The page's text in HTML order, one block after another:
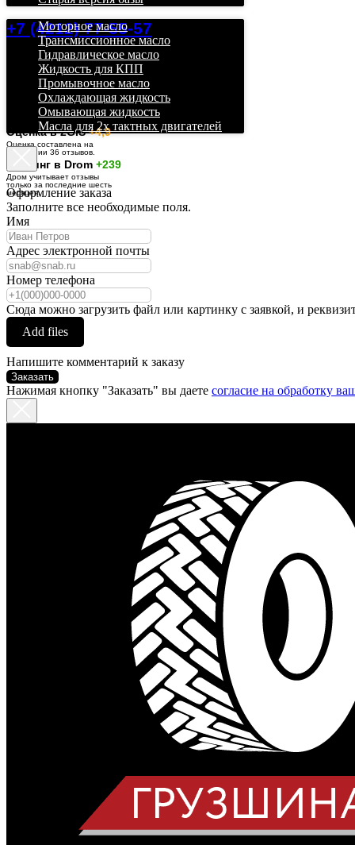
+7 (4212) 77-55-57
Оценка в 2GIS+4,9
Оценка составлена на
основании 36 отзывов.
Рейтинг в Drom +239
Дром учитывает отзывы
только за последние шесть
месяцев.
Моторное масло
Трансмиссионное масло
Гидравлическое масло
Жидкость для КПП
Промывочное масло
Охлаждающая жидкость
Омывающая жидкость
Масла для 2х тактных двигателей
Оформление заказа
Заполните все необходимые поля.
Имя
Адрес электронной почты
Номер телефона
Сюда можно загрузить файл или картинку с заявкой, и
Add files
Напишите комментарий к заказу
Заказать
Нажимая кнопку "Заказать" вы даете согласие на обработку